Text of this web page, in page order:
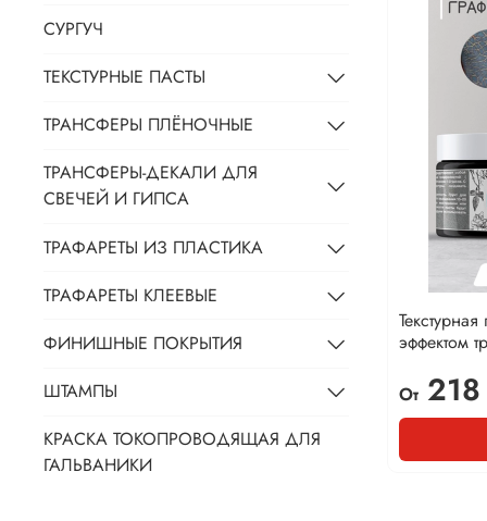
эффектом
От
СУРГУЧ
ТЕКСТУРНЫЕ ПАСТЫ
ТРАНСФЕРЫ ПЛЁНОЧНЫЕ
ТРАНСФЕРЫ-ДЕКАЛИ ДЛЯ
СВЕЧЕЙ И ГИПСА
ТРАФАРЕТЫ ИЗ ПЛАСТИКА
ТРАФАРЕТЫ КЛЕЕВЫЕ
ФИНИШНЫЕ ПОКРЫТИЯ
ШТАМПЫ
КРАСКА ТОКОПРОВОДЯЩАЯ ДЛЯ
ГАЛЬВАНИКИ